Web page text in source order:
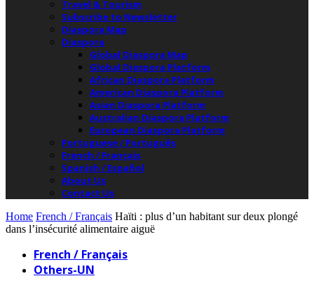
Travel & Tourism
Subscribe to Newsletter
Diaspora Map
Diaspora
Global Diaspora Map
Global Diaspora Platform
African Diaspora Platform
American Diaspora Platform
Asian Diaspora Platform
Australian Diaspora Platform
European Diaspora Platform
Portuguese / Português
French / Français
Spanish / Español
About Us
Contact Us
Home French / Français Haïti : plus d’un habitant sur deux plongé
dans l’insécurité alimentaire aiguë
French / Français
Others-UN